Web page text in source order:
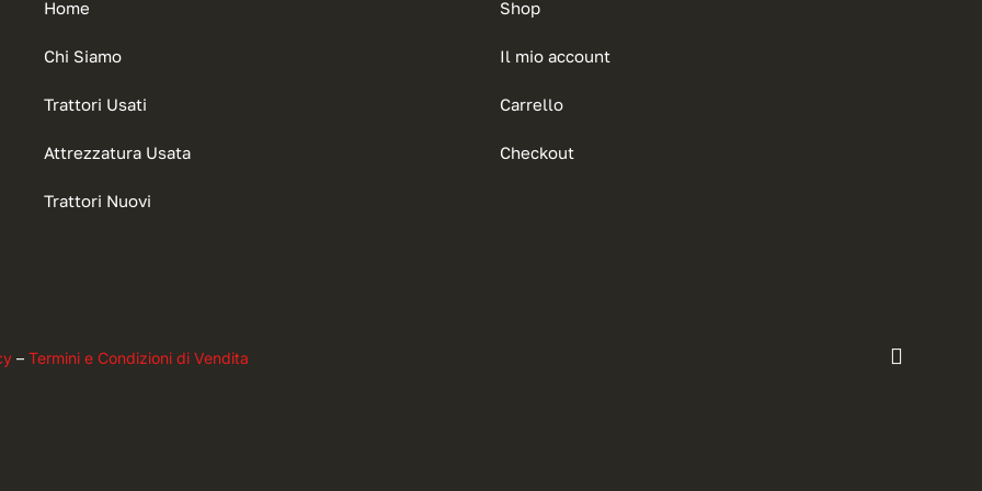
Home
Chi Siamo
Trattori Usati
Attrezzatura Usata
Trattori Nuovi
Shop
Il mio account
Carrello
Checkout
– Termini e Condizioni di Vendita